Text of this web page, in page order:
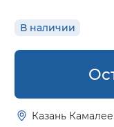
В наличии
Казань